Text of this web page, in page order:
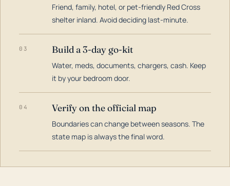
Friend, family, hotel, or pet-friendly Red Cross
shelter inland. Avoid deciding last-minute.
03 Build a 3-day go-kit
Water, meds, documents, chargers, cash. Keep
it by your bedroom door.
04 Verify on the official map
Boundaries can change between seasons. The
state map is always the final word.